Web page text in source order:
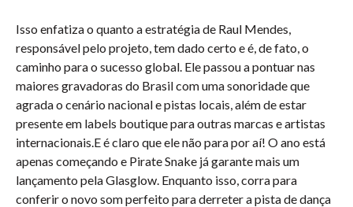
Isso enfatiza o quanto a estratégia de Raul Mendes,
responsável pelo projeto, tem dado certo e é, de fato, o
caminho para o sucesso global. Ele passou a pontuar nas
maiores gravadoras do Brasil com uma sonoridade que
agrada o cenário nacional e pistas locais, além de estar
presente em labels boutique para outras marcas e artistas
internacionais.E é claro que ele não para por aí! O ano está
apenas começando e Pirate Snake já garante mais um
lançamento pela Glasglow. Enquanto isso, corra para
conferir o novo som perfeito para derreter a pista de dança